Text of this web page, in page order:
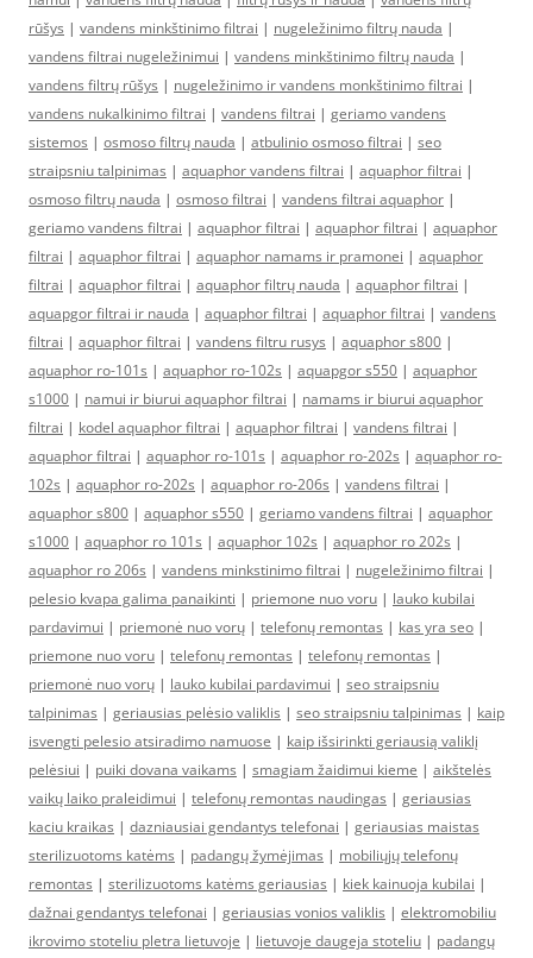
rūšys | vandens minkštinimo filtrai | nugeležinimo filtrų nauda |
vandens filtrai nugeležinimui | vandens minkštinimo filtrų nauda |
vandens filtrų rūšys | nugeležinimo ir vandens monkštinimo filtrai |
vandens nukalkinimo filtrai | vandens filtrai | geriamo vandens
sistemos | osmoso filtrų nauda | atbulinio osmoso filtrai | seo
straipsniu talpinimas | aquaphor vandens filtrai | aquaphor filtrai |
osmoso filtrų nauda | osmoso filtrai | vandens filtrai aquaphor |
geriamo vandens filtrai | aquaphor filtrai | aquaphor filtrai | aquaphor
filtrai | aquaphor filtrai | aquaphor namams ir pramonei | aquaphor
filtrai | aquaphor filtrai | aquaphor filtrų nauda | aquaphor filtrai |
aquapgor filtrai ir nauda | aquaphor filtrai | aquaphor filtrai | vandens
filtrai | aquaphor filtrai | vandens filtru rusys | aquaphor s800 |
aquaphor ro-101s | aquaphor ro-102s | aquapgor s550 | aquaphor
s1000 | namui ir biurui aquaphor filtrai | namams ir biurui aquaphor
filtrai | kodel aquaphor filtrai | aquaphor filtrai | vandens filtrai |
aquaphor filtrai | aquaphor ro-101s | aquaphor ro-202s | aquaphor ro-
102s | aquaphor ro-202s | aquaphor ro-206s | vandens filtrai |
aquaphor s800 | aquaphor s550 | geriamo vandens filtrai | aquaphor
s1000 | aquaphor ro 101s | aquaphor 102s | aquaphor ro 202s |
aquaphor ro 206s | vandens minkstinimo filtrai | nugeležinimo filtrai |
pelesio kvapa galima panaikinti | priemone nuo voru | lauko kubilai
pardavimui | priemonė nuo vorų | telefonų remontas | kas yra seo |
priemone nuo voru | telefonų remontas | telefonų remontas |
priemonė nuo vorų | lauko kubilai pardavimui | seo straipsniu
talpinimas | geriausias pelėsio valiklis | seo straipsniu talpinimas | kaip
isvengti pelesio atsiradimo namuose | kaip išsirinkti geriausią valiklį
pelėsiui | puiki dovana vaikams | smagiam žaidimui kieme | aikštelės
vaikų laiko praleidimui | telefonų remontas naudingas | geriausias
kaciu kraikas | dazniausiai gendantys telefonai | geriausias maistas
sterilizuotoms katėms | padangų žymėjimas | mobiliųjų telefonų
remontas | sterilizuotoms katėms geriausias | kiek kainuoja kubilai |
dažnai gendantys telefonai | geriausias vonios valiklis | elektromobiliu
ikrovimo stoteliu pletra lietuvoje | lietuvoje daugeja stoteliu | padangų